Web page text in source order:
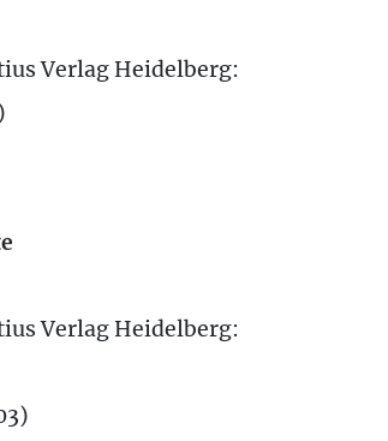
Verlag Heidelberg:
Verlag Heidelberg: